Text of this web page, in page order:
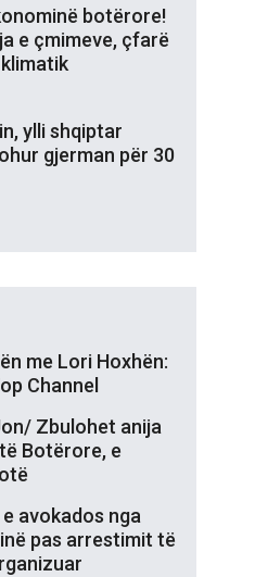
botërore!
e çmimeve, çfarë
ylli shqiptar
gjerman për 30
me Lori Hoxhën:
Channel
Zbulohet anija
Botërore, e
avokados nga
pas arrestimit të